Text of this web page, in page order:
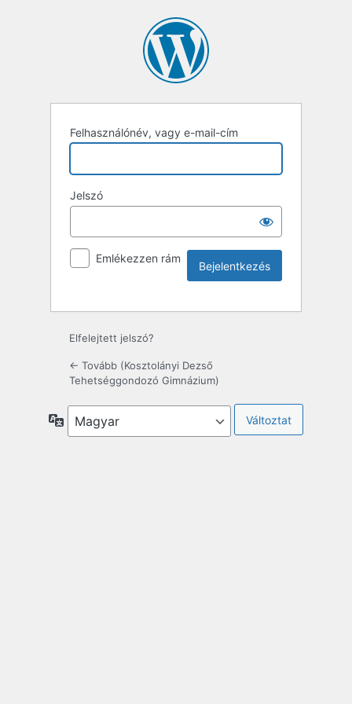
Felhasználónév, vagy e-mail-cím
Jelszó
Emlékezzen rám
Elfelejtett jelszó?
← Tovább (Kosztolányi Dezső
Tehetséggondozó Gimnázium)
Nyelv